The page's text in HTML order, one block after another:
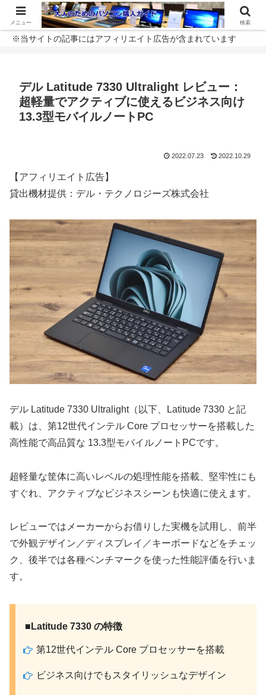
※当サイトの記事にはアフィリエイト広告が含まれています
デル Latitude 7330 Ultralight レビュー：
超軽量でアクティブに使えるビジネス向け
13.3型モバイルノートPC
2022.07.23 2022.10.29
【アフィリエイト広告】
貸出機材提供：デル・テクノロジーズ株式会社
デル Latitude 7330 Ultralight（以下、Latitude 7330 と記
載）は、第12世代インテル Core プロセッサーを搭載した
高性能で高品質な 13.3型モバイルノートPCです。
超軽量な筐体に高いレベルの処理性能を搭載、堅牢性にも
すぐれ、アクティブなビジネスシーンも快適に使えます。
レビューではメーカーからお借りした実機を試用し、前半
で外観デザイン／ディスプレイ／キーボードなどをチェッ
ク、後半では各種ベンチマークを使った性能評価を行いま
す。
■Latitude 7330 の特徴
第12世代インテル Core プロセッサーを搭載
ビジネス向けでもスタイリッシュなデザイン
メニュー 検索